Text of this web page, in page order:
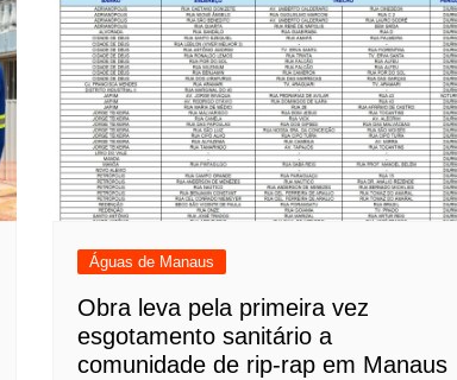
Águas de Manaus
Obra leva pela primeira vez
esgotamento sanitário a
comunidade de rip-rap em Manaus